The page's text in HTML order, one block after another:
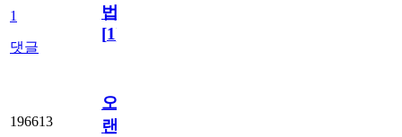
1
댓글
법
[1]
196613
오
랜